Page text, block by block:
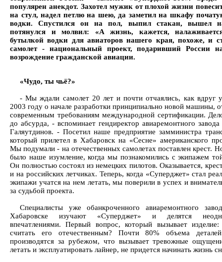
популярен анекдот. Захотел мужик от плохой жизни
на стул, надел петлю на шею, да заметил на шкафу
водки. Спустился он на пол, выпил стакан, вышел
потянулся и молвил: «А жизнь, кажется,
бутылкой водки для авиаторов нашего края, похоже, и
самолет - национальный проект, подаривший России
возрождение гражданской авиации.
«Чудо, ты чьё?»
- Мы ждали самолет 20 лет и почти отчаялись, как вдруг
2003 году о начале разработки принципиально новой машины,
современным требованиям международной сертификации.
до абсурда, - вспоминает гендиректор авиаремонтного
Галяутдинов. - Посетил наше предприятие замминистра
который прилетел в Хабаровск на «Сесне» американского
Мы подумали - на отечественных самолетах поставлен крест.
было наше изумление, когда мы познакомились с экипажем
Он полностью состоял из немецких пилотов. Оказывается,
и на российских летчиках. Теперь, когда «Суперджет» стал
экипажи учатся на нем летать, мы поверили в успех и
за судьбой проекта.
Специалисты уже обанкроченного авиаремонтного
Хабаровске изучают «Суперджет» и делятся
впечатлениями. Первый вопрос, который вызывает
считать его отечественным? Почти 80% объема
производятся за рубежом, что вызывает тревожные
летать и эксплуатировать лайнер, не придется начинать жизнь